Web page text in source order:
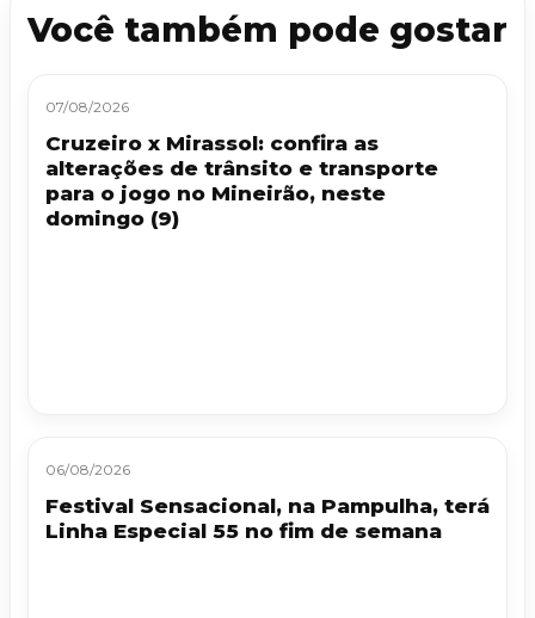
Você também pode gostar
07/08/2026
Cruzeiro x Mirassol: confira as
alterações de trânsito e transporte
para o jogo no Mineirão, neste
domingo (9)
06/08/2026
Festival Sensacional, na Pampulha, terá
Linha Especial 55 no fim de semana